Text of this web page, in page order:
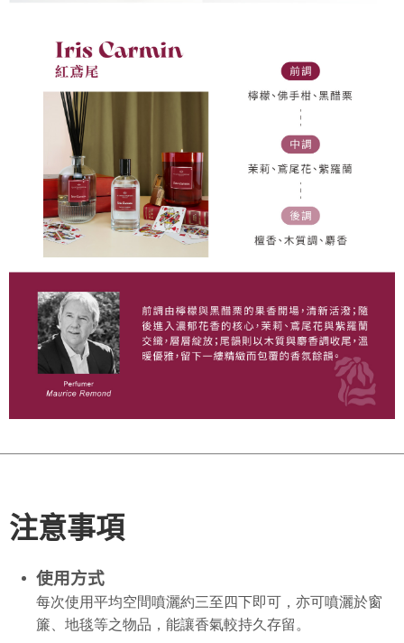
注意事項
使用方式
每次使用平均空間噴灑約三至四下即可，亦可噴灑於窗
簾、地毯等之物品，能讓香氣較持久存留。